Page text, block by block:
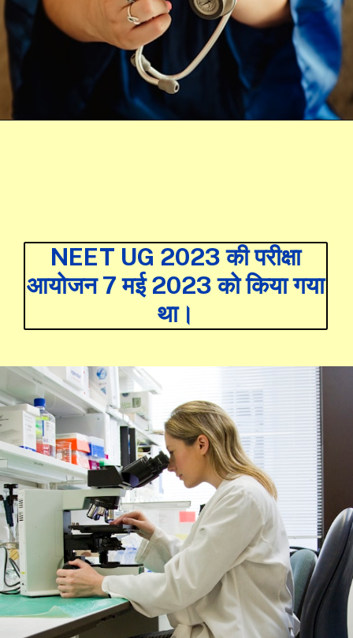
NEET UG 2023 की परीक्षा
आयोजन 7 मई 2023 को किया गया
था।